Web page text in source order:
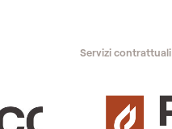
Servizi contrattuali